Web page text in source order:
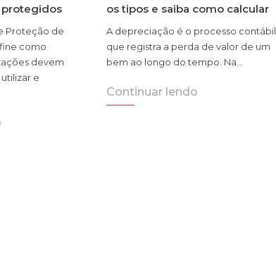
protegidos
Proteção de
como
devem
e
os tipos e saiba como calcular
A depreciação é o processo contábil
que registra a perda de valor de um
bem ao longo do tempo. Na…
Continuar lendo